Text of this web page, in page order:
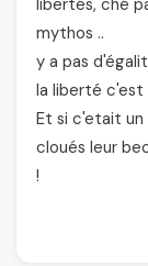
mythos ..
y a pas
la liberté c'est
Et si c'etait un
cloués leur
!